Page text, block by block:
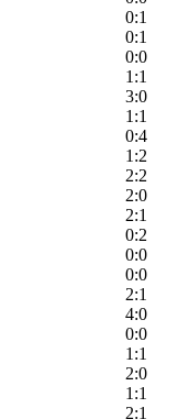
0:1
0:1
0:0
1:1
3:0
1:1
0:4
1:2
2:2
2:0
2:1
0:2
0:0
0:0
2:1
4:0
0:0
1:1
2:0
1:1
2:1